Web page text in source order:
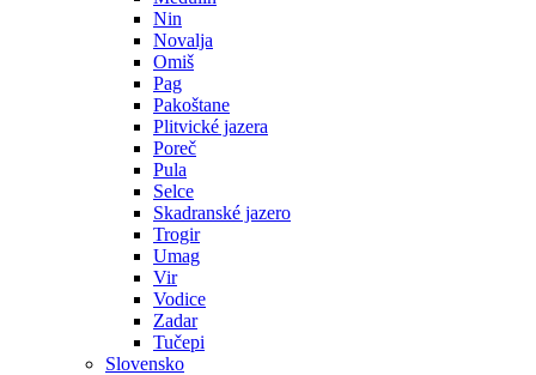
Nin
Novalja
Omiš
Pag
Pakoštane
Plitvické jazera
Poreč
Pula
Selce
Skadranské jazero
Trogir
Umag
Vir
Vodice
Zadar
Tučepi
Slovensko